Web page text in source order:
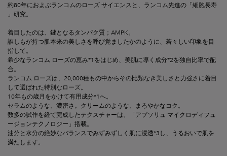
約80年におよぶランコムのローズ サイエンスと、ランコム先進の「細胞長寿​
」研究。
着目したのは、鍵となるタンパク質；AMPK。
誰しもが持つ肌本来の美しさを呼び覚ましたかのように、若々しい印象を目
指して。
希少なランコム ローズの恵み*1をはじめ、美肌に導く成分*2を独自比率で配
合。
ランコム ローズは、20,000種もの中からその比類なき美しさと力強さに着目
して選ばれた特別なローズ。
10年もの歳月をかけて有用成分*1へ。
セラムのような、濃密さ。クリームのような、まろやかなコク。
数多の試作を経て完成したテクスチャーは、「アプソリュ マイクロディフュ
ージョンテクノロジー」搭載。
油分と水分の絶妙なバランスでみずみずしく肌に浸透*3し、うるおいで肌を
満たします。